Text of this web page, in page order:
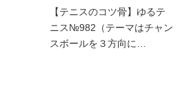
【テニスのコツ骨】ゆるテ
ニス№982（テーマはチャン
スボールを３方向に…